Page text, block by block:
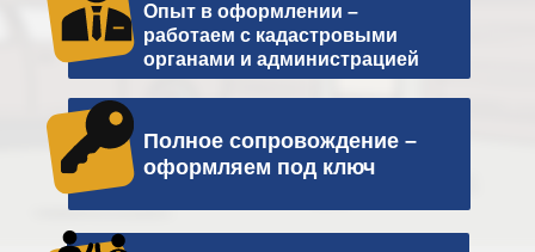
Полное сопровождение –
оформляем под ключ
Опыт в оформлении –
работаем с кадастровыми
органами и администрацией